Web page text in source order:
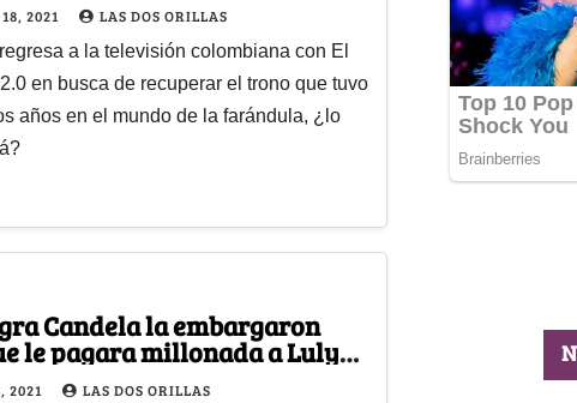
2021 LAS DOS ORILLAS
a la televisión colombiana con El
en busca de recuperar el trono que tuvo
años en el mundo de la farándula, ¿lo
Candela la embargaron
le pagara millonada a Luly
2021 LAS DOS ORILLAS